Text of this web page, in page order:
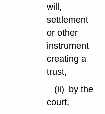
will,
settlement
or other
instrument
creating a
trust,
(ii) by the
court,